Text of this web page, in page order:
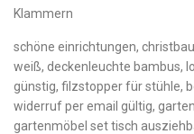
Klammern
schöne einrichtungen,
weiß, deckenleuchte bambus,
günstig, filzstopper für stühle,
widerruf per email gültig,
gartenmöbel set tisch